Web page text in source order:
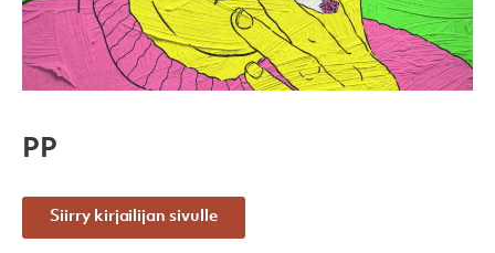
PP
Siirry kirjailijan sivulle